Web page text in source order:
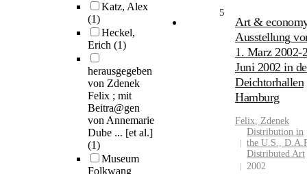
Katz, Alex
(1)
Heckel,
Erich (1)
herausgegeben
von Zdenek
Felix ; mit
Beitra@gen
von Annemarie
Dube ... [et al.]
(1)
Museum
Folkwang
5
Art &
Ausstellung
1. Marz 2002-
Juni 2002 in
Deichtorhallen
Hamburg
Felix, Zdenek
Distribution in
the U.S.,
Distributed Art
2002